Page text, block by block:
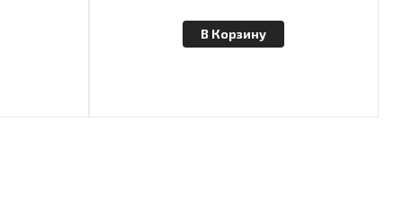
В Корзину